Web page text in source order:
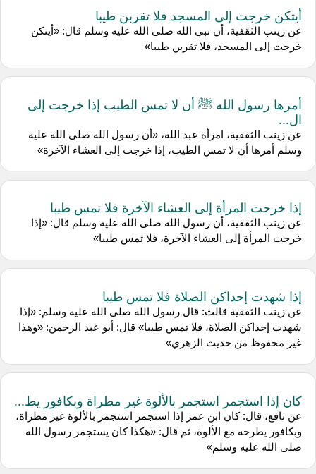
أيتكن خرجت إلى المسجد فلا تقربن طيبا
عن زينب الثقفية، أن نبي الله صلى الله عليه وسلم قال: «أيتكن
خرجت إلى المسجد، فلا تقربن طيبا»
أمرها رسول الله ﷺ أن لا تمس الطيب إذا خرجت إلى
ال...
عن زينب الثقفية، امرأة عبد الله، «أن رسول الله صلى الله عليه
وسلم أمرها أن لا تمس الطيب، إذا خرجت إلى العشاء الآخرة»
إذا خرجت المرأة إلى العشاء الآخرة فلا تمس طيبا
عن زينب الثقفية، أن رسول الله صلى الله عليه وسلم قال: «إذا
خرجت المرأة إلى العشاء الآخرة، فلا تمس طيبا»
إذا شهدت إحداكن الصلاة فلا تمس طيبا
عن زينب الثقفية قالت: قال رسول الله صلى الله عليه وسلم: «إذا
شهدت إحداكن الصلاة، فلا تمس طيبا» قال: أبو عبد الرحمن: «وهذا
غير محفوظ من حديث الزهري»
كان إذا استجمر استجمر بالألوة غير مطراة وبكافور يط...
عن نافع، قال: كان ابن عمر إذا استجمر استجمر بالألوة غير مطراة،
وبكافور يطرحه مع الألوة، ثم قال: «هكذا كان يستجمر رسول الله
صلى الله عليه وسلم»